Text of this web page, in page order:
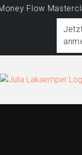
Flow